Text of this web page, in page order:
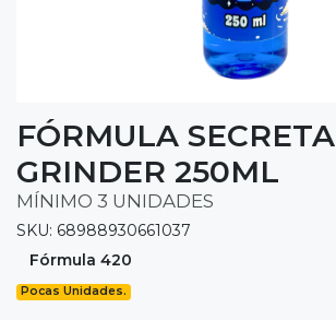
FÓRMULA SECRETA
GRINDER 250ML
MÍNIMO 3 UNIDADES
SKU: 68988930661037
Fórmula 420
Pocas Unidades.